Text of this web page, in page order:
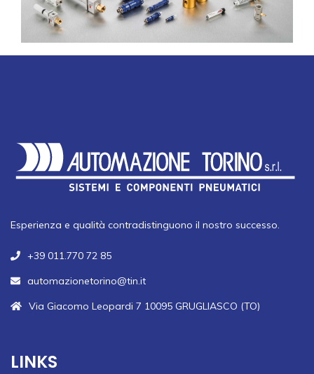
Esperienza e qualità contradistinguono il nostro successo.
+39 011.770 72 85
automazionetorino@tin.it
Via Giacomo Leopardi 7 10095 GRUGLIASCO (TO)
LINKS